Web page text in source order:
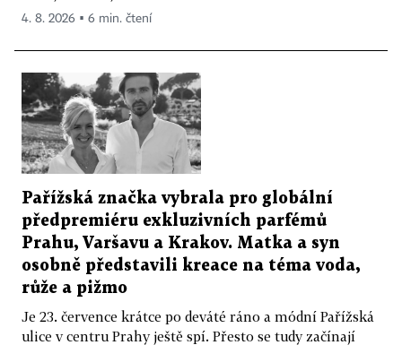
4. 8. 2026 ▪ 6 min. čtení
Pařížská značka vybrala pro globální
předpremiéru exkluzivních parfémů
Prahu, Varšavu a Krakov. Matka a syn
osobně představili kreace na téma voda,
růže a pižmo
Je 23. července krátce po deváté ráno a módní Pařížská
ulice v centru Prahy ještě spí. Přesto se tudy začínají